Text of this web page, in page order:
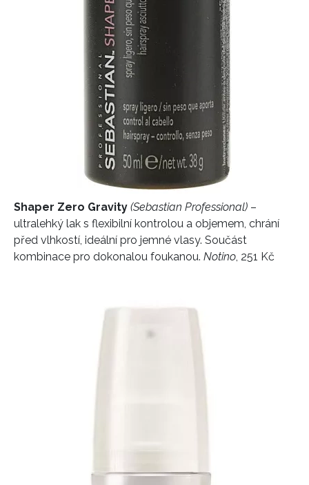
Shaper Zero Gravity (Sebastian Professional) –
ultralehký lak s flexibilní kontrolou a objemem, chrání
před vlhkostí, ideální pro jemné vlasy. Součást
kombinace pro dokonalou foukanou. Notino, 251 Kč